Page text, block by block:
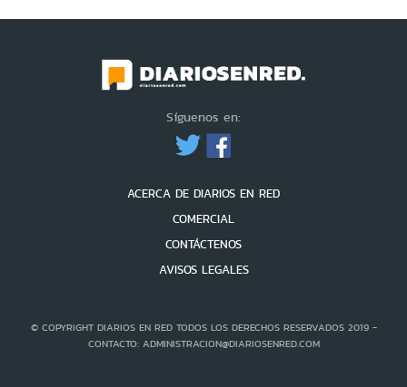
Síguenos en:
ACERCA DE DIARIOS EN RED
COMERCIAL
CONTÁCTENOS
AVISOS LEGALES
© COPYRIGHT DIARIOS EN RED TODOS LOS DERECHOS RESERVADOS 2019 -
CONTACTO: ADMINISTRACION@DIARIOSENRED.COM